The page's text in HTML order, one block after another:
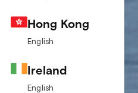
Hong Kong
English
Ireland
English